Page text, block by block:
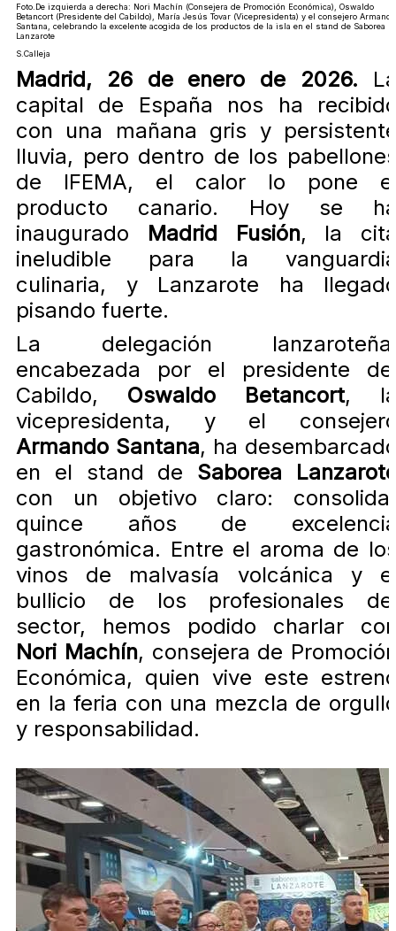
Foto.De izquierda a derecha: Nori Machín (Consejera de Promoción Económica), Oswaldo
Betancort (Presidente del Cabildo), María Jesús Tovar (Vicepresidenta) y el consejero Armando
Santana, celebrando la excelente acogida de los productos de la isla en el stand de Saborea
Lanzarote
S.Calleja
Madrid, 26 de enero de 2026.
capital de España nos ha
con una mañana gris y
lluvia, pero dentro de los
de IFEMA, el calor lo pone
producto canario. Hoy se
inaugurado Madrid Fusión, la
ineludible para la
culinaria, y Lanzarote ha
pisando fuerte.
La delegación
encabezada por el presidente
Cabildo, Oswaldo Betancort,
vicepresidenta, y el
Armando Santana, ha
en el stand de Saborea
con un objetivo claro:
quince años de
gastronómica. Entre el aroma de
vinos de malvasía volcánica y
bullicio de los profesionales
sector, hemos podido charlar
Nori Machín, consejera de
Económica, quien vive este
en la feria con una mezcla de
y responsabilidad.